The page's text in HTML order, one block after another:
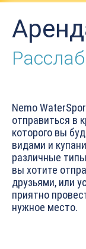
Nemo
отправиться в
которого вы
видами и
различные
вы хотите
друзьями, или
приятно
нужное место.